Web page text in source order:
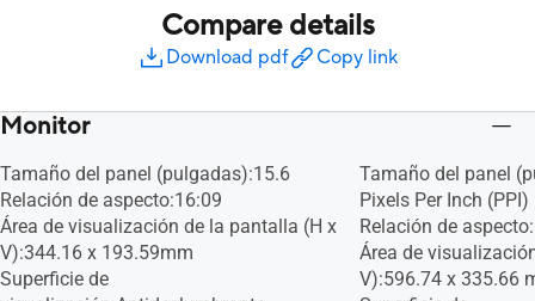
Compare details
Download pdf Copy link
Monitor
Tamaño del panel (pulgadas):15.6
Relación de aspecto:16:09
Área de visualización de la pantalla (H x
V):344.16 x 193.59mm
Superficie de
Tamaño del panel
Pixels Per Inch (PPI)
Relación de
Área de
V):596.74 x 335.66